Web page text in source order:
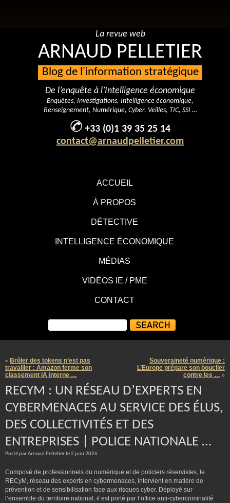
ACCUEIL
À PROPOS
DÉTECTIVE
INTELLIGENCE ÉCONOMIQUE
MÉDIAS
VIDÉOS IE / PME
CONTACT
La revue web
ARNAUD PELLETIER
Blog de l'information stratégique
De l’enquête à l’Intelligence économique
Enquêtes, Investigations, Intelligence économique,
Renseignement, Numérique, Cyber, Veilles, TIC, SSI …
+33 (0)1 39 35 25 14
contact@arnaudpelletier.com
« Brûler des tokens n’est pas
travailler : Amazon ferme son
classement IA interne …
Souveraineté numérique :
L’Europe prépare son bouclier
contre les … »
RECYM : UN RÉSEAU D’EXPERTS EN
CYBERMENACES AU SERVICE DES ÉLUS,
DES COLLECTIVITÉS ET DES
ENTREPRISES | POLICE NATIONALE …
Posté par Arnaud Pelletier le 2 juin 2026
Composé de professionnels du numérique et de policiers réservistes, le
RECyM, réseau des experts en cybermenaces, intervient en matière de
prévention et de sensibilisation face aux risques cyber. Déployé sur
l’ensemble du territoire national, il est porté par l’office anti-cybercriminalité